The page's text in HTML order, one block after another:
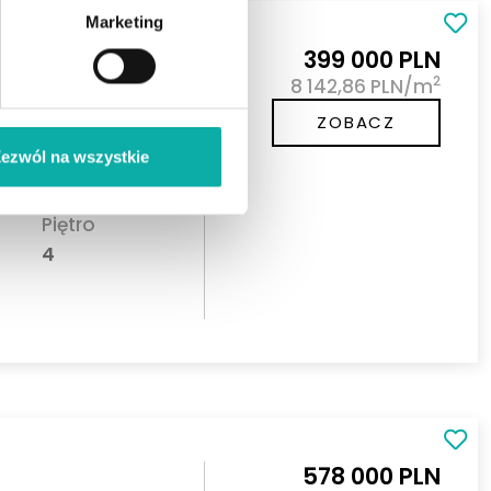
Marketing
na wszystkie
Jantar, Łomża Na
49 m²,
Piętro
4
399 000 PLN
8 142,86 PLN/m2
ZOBACZ
578 000 PLN